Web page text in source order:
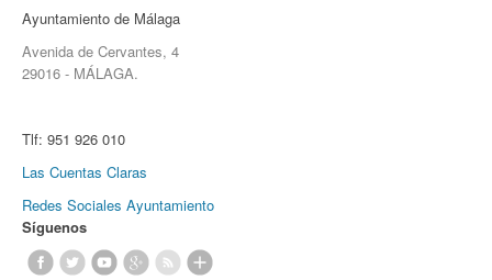
Ayuntamiento de Málaga
Avenida de Cervantes, 4
29016 - MÁLAGA.
Tlf: 951 926 010
Las Cuentas Claras
Redes Sociales Ayuntamiento
Síguenos